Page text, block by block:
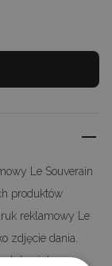
Le Souverain
produktów
reklamowy Le
zdjęcie dania.
stylu vintage,